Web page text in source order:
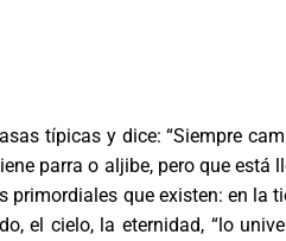
típicas y dice: “Siempre
parra o aljibe, pero que está
que existen: en la
el cielo, la eternidad, “lo